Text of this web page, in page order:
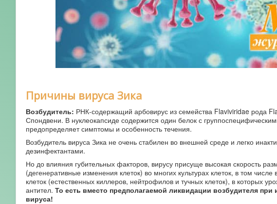
Причины вируса Зика
Возбудитель: РНК-содержащий арбовирус из семейства Flaviviridae рода
Спондвени. В нуклеокапсиде содержится один белок с
предопределяет симптомы и особенность течения.
Возбудитель вируса Зика не очень стабилен во внешней среде и легко
дезинфектантами.
Но до влияния губительных факторов, вирусу присуще высокая скорость
(дегенеративные изменения клеток) во многих культурах клеток, в том
клеток (естественных киллеров, нейтрофилов и тучных клеток), в которых
антител. То есть вместо предполагаемой ликвидации возбудителя
вируса!